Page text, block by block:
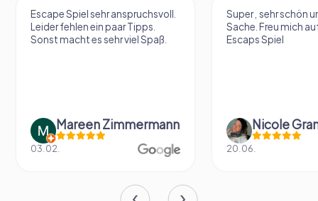
Escape Spiel sehr anspruchsvoll.
Leider fehlen ein paar Tipps.
Sonst macht es sehr viel Spaß.
Mareen Zimmermann
03.02.
Super , sehr schön
Sache. Freu mich
Escaps Spiel
Nicole
20.06.